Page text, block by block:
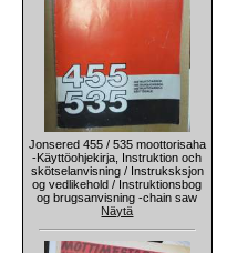
Jonsered 455 / 535 moottorisaha
-Käyttöohjekirja, Instruktion och
skötselanvisning / Instruksksjon
og vedlikehold / Instruktionsbog
og brugsanvisning -chain saw
Näytä